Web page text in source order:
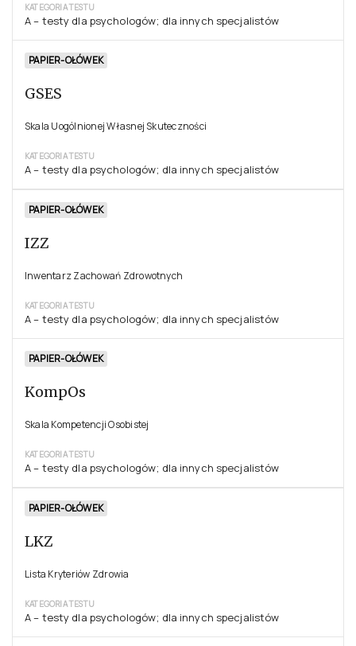
KATEGORIA TESTU
A – testy dla psychologów; dla innych specjalistów
PAPIER-OŁÓWEK
GSES
Skala Uogólnionej Własnej Skuteczności
KATEGORIA TESTU
A – testy dla psychologów; dla innych specjalistów
PAPIER-OŁÓWEK
IZZ
Inwentarz Zachowań Zdrowotnych
KATEGORIA TESTU
A – testy dla psychologów; dla innych specjalistów
PAPIER-OŁÓWEK
KompOs
Skala Kompetencji Osobistej
KATEGORIA TESTU
A – testy dla psychologów; dla innych specjalistów
PAPIER-OŁÓWEK
LKZ
Lista Kryteriów Zdrowia
KATEGORIA TESTU
A – testy dla psychologów; dla innych specjalistów